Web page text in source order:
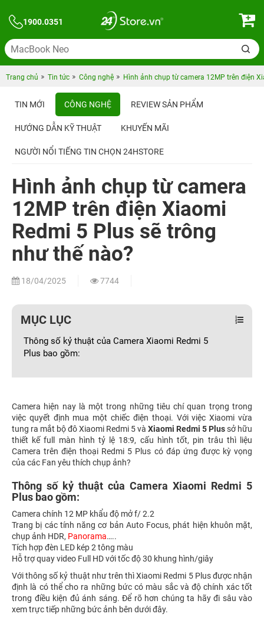
1900.0351
Trang chủ Tin tức Công nghệ Hình ảnh chụp từ camera 12MP trên điện
TIN MỚI CÔNG NGHỆ REVIEW SẢN PHẨM
HƯỚNG DẪN KỸ THUẬT KHUYẾN MÃI
NGƯỜI NỔI TIẾNG TIN CHỌN 24HSTORE
Hình ảnh chụp từ camera
12MP trên điện Xiaomi
Redmi 5 Plus sẽ trông
như thế nào?
18/04/2025 7744
MỤC LỤC
Thông số kỷ thuật của Camera Xiaomi Redmi 5
Plus bao gồm:
Camera hiện nay là một trong những tiêu chí quan trọng trong
việc quyết định mua một chiếc điện thoại. Với việc Xiaomi vừa
tung ra mắt bộ đô Xiaomi Redmi 5 và Xiaomi Redmi 5 Plussở hữu
thiết kế full màn hình tỷ lệ 18:9, cấu hình tốt, pin trâu thì liệu
Camera trên điện thoại Redmi 5 Plus có đáp ứng được kỳ vọng
của các Fan yêu thích chụp ảnh?
Thông số kỷ thuật của Camera Xiaomi Redmi 5
Plus bao gồm:
Camera chính 12 MP khẩu độ mở f/ 2.2
Trang bị các tính năng cơ bản Auto Focus, phát hiện khuôn mặt,
chụp ảnh HDR, Panorama…..
Tích hợp đèn LED kép 2 tông màu
Hỗ trợ quay video Full HD với tốc độ 30 khung hình/giây
Với thông số kỷ thuật như trên thì Xiaomi Redmi 5 Plus được nhận
định là có thể cho ra những bức có màu sắc và độ chính xác tốt
trong điều kiện đủ ánh sáng. Để rõ hơn chúng ta hãy đi sâu vào
xem trực tiếp những bức ảnh bên dưới đây.